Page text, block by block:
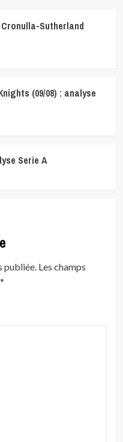
Sutherland
(09/08) : analyse
Serie A
publiée. Les champs
*